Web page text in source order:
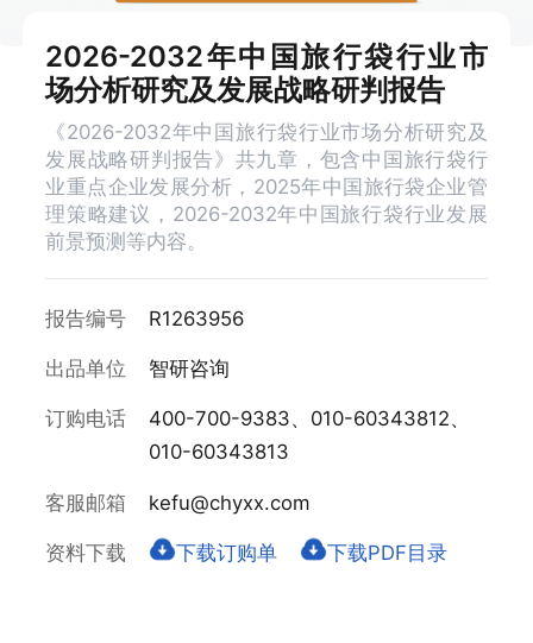
2026-2032年中国旅行袋行业市
场分析研究及发展战略研判报告
《2026-2032年中国旅行袋行业市场分析研究及
发展战略研判报告》共九章，包含中国旅行袋行
业重点企业发展分析，2025年中国旅行袋企业管
理策略建议，2026-2032年中国旅行袋行业发展
前景预测等内容。
报告编号 R1263956
出品单位 智研咨询
订购电话
400-700-9383、010-60343812、
010-60343813
客服邮箱 kefu@chyxx.com
资料下载 下载订购单 下载PDF目录